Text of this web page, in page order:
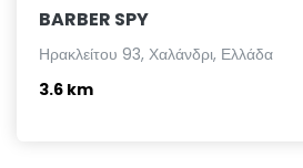
BARBER SPY
Ηρακλείτου 93, Χαλάνδρι, Ελλάδα
3.6 km